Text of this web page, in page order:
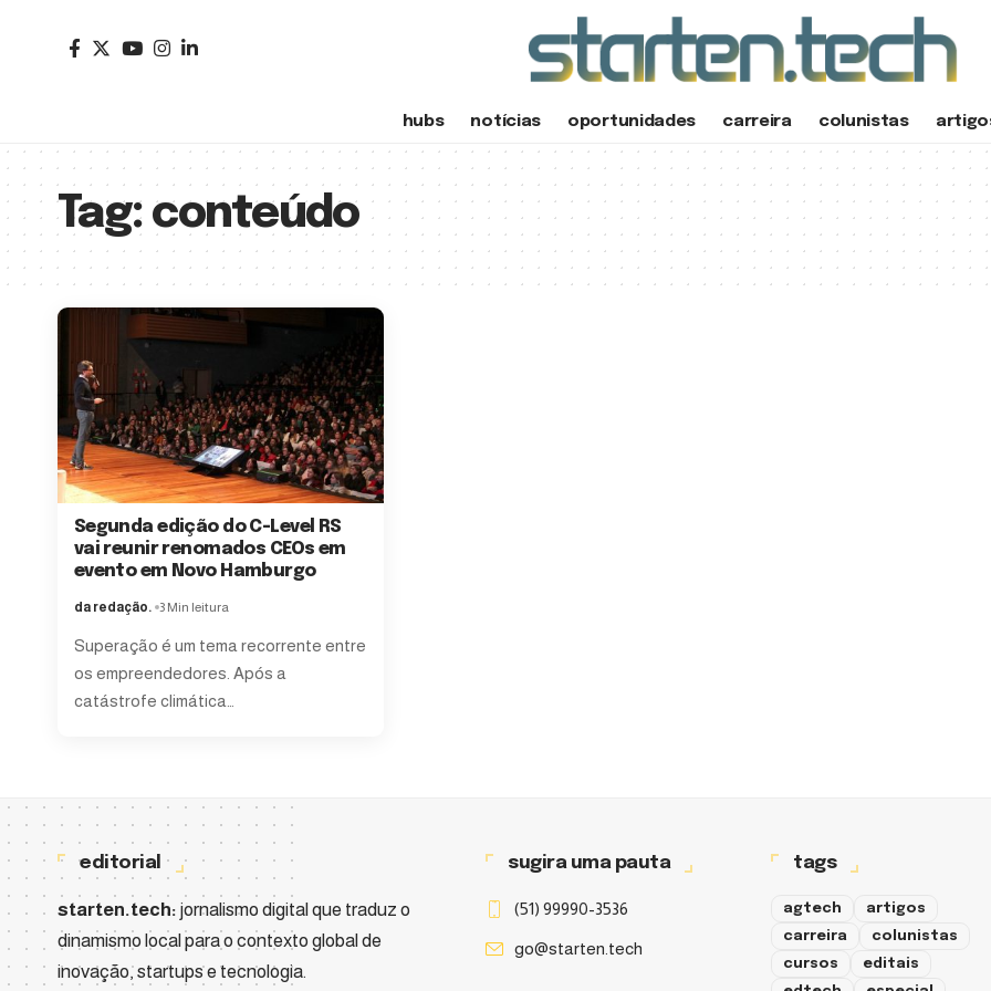
hubs notícias oportunidades carreira colunistas
Tag: conteúdo
Segunda edição do C-Level RS
vai reunir renomados CEOs em
evento em Novo Hamburgo
da redação. 3 Min leitura
Superação é um tema recorrente entre
os empreendedores. Após a
catástrofe climática
editorial
starten.tech: jornalismo digital que traduz o
dinamismo local para o contexto global de
inovação, startups e tecnologia.
sugira uma pauta
(51) 99990-3536
go@starten.tech
tags
agtech
artigos
carreira
colunistas
cursos
editais